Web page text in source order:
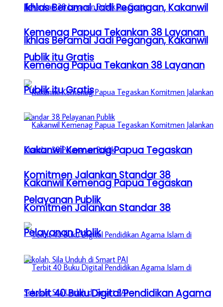
Ikhlas Beramal Jadi Pegangan, Kakanwil
Kemenag Papua Tekankan 38 Layanan
Publik itu Gratis
Kakanwil Kemenag Papua Tegaskan
Komitmen Jalankan Standar 38
Pelayanan Publik
Terbit 40 Buku Digital Pendidikan Agama
Ikhlas Beramal Jadi Pegangan, Kakanwil
Kemenag Papua Tekankan 38 Layanan
Publik itu Gratis
Kakanwil Kemenag Papua Tegaskan
Komitmen Jalankan Standar 38
Pelayanan Publik